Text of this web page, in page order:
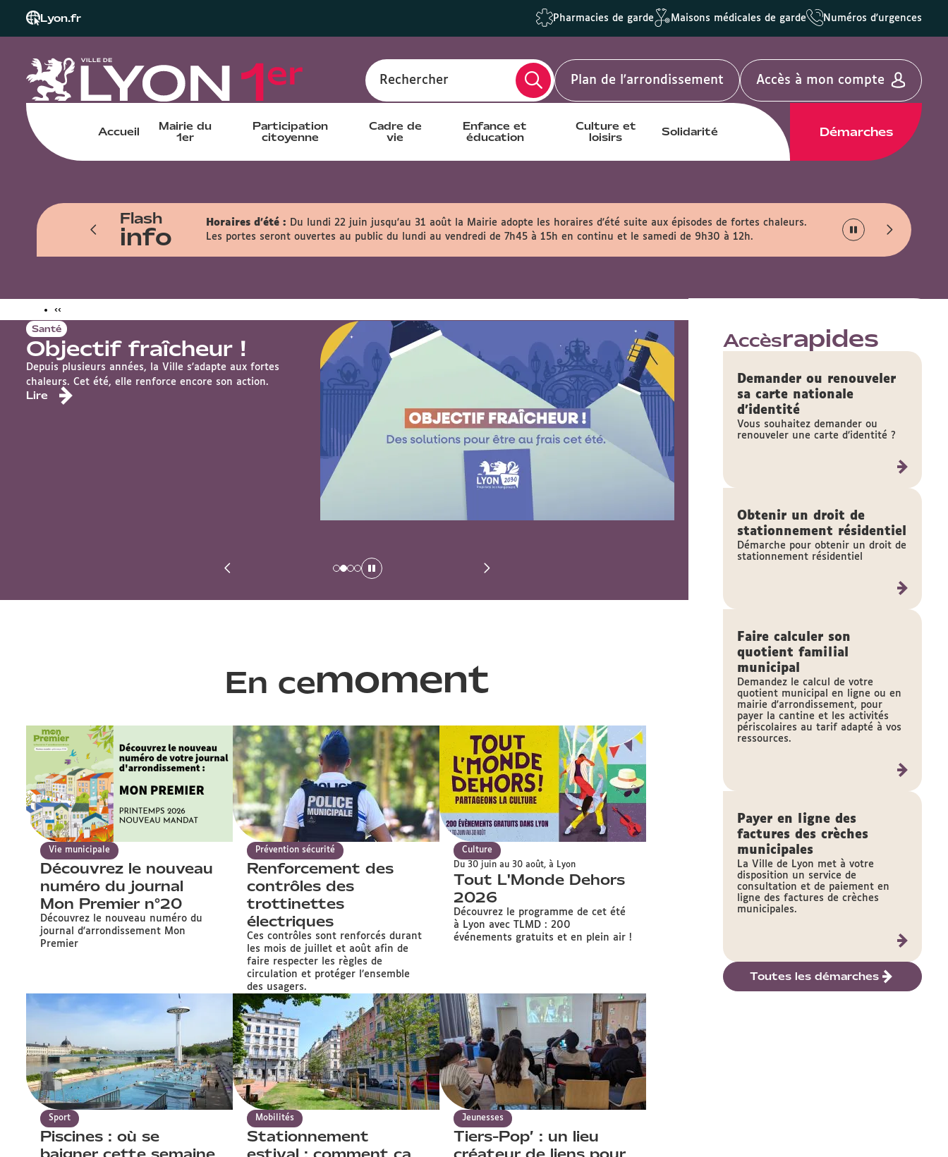
Lyon.fr Pharmacies de garde Maisons médicales de garde Numéros d'urgences
Rechercher Plan de l'arrondissement Accès à mon compte
Accueil
Mairie du
1er
Participation
citoyenne
Cadre de
vie
Enfance et
éducation
Culture et
loisirs
Solidarité Démarches
Flash
info
sur les dates des : 1er, 8, 15 et 22 Horaires d'été :
Du lundi 22 juin jusqu'au 31 août la Mairie adopte les horaires d'été suite aux épisodes de fortes chaleurs.
Les portes seront ouvertes au public du lundi au vendredi de 7h45 à 15h en continu et le samedi de 9h30 à 12h.
‹‹
Santé
Objectif fraîcheur !
Depuis plusieurs années, la Ville s'adapte aux fortes
chaleurs. Cet été, elle renforce encore son action.
Lire
Nouvelle étape pour
site Neyret !
Pali Pali désigné pour animer le futur tiers-lieu
transition écologique.
En cemoment
Vie municipale
Découvrez le nouveau
numéro du journal
Mon Premier n°20
Découvrez le nouveau numéro du
journal d'arrondissement Mon
Premier
Prévention sécurité
Renforcement des
contrôles des
trottinettes
électriques
Ces contrôles sont renforcés durant
les mois de juillet et août afin de
faire respecter les règles de
circulation et protéger l’ensemble
des usagers.
Culture
Du 30 juin au 30 août, à Lyon
Tout L'Monde Dehors
2026
Découvrez le programme de cet été
à Lyon avec TLMD : 200
événements gratuits et en plein air !
Sport
Piscines : où se
Mobilités
Stationnement
Jeunesses
Tiers-Pop’ : un lieu
Accèsrapides
Demander ou renouveler
sa carte nationale
d'identité
Vous souhaitez demander ou
renouveler une carte d’identité ?
Obtenir un droit de
stationnement résidentiel
Démarche pour obtenir un droit de
stationnement résidentiel
Faire calculer son
quotient familial
municipal
Demandez le calcul de votre
quotient municipal en ligne ou en
mairie d'arrondissement, pour
payer la cantine et les activités
périscolaires au tarif adapté à vos
ressources.
Payer en ligne des
factures des crèches
municipales
La Ville de Lyon met à votre
disposition un service de
consultation et de paiement en
ligne des factures de crèches
municipales.
Toutes les démarches